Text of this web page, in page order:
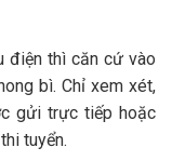
điện thì căn cứ vào
bì. Chỉ xem xét,
gửi trực tiếp hoặc
tuyển.